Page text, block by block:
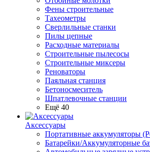
Фены строительные
Тахеометры
Сверлильные станки
Пилы цепные
Расходные материалы
Строительные пылесосы
Строительные миксеры
Реноваторы
Паяльная станция
Бетоносмеситель
Шпатлевочные станции
Ещё 40
Аксессуары
Портативные аккумуляторы
Батарейки/Аккумуляторные